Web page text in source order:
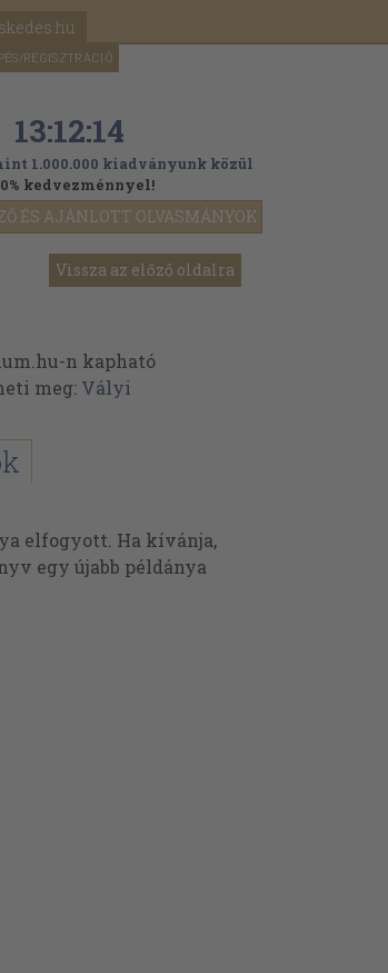
REGISZTRÁCIÓ
ÉS AJÁNLOTT OLVASMÁNYOK
13:12:13
1.000.000 kiadványunk közül
kedvezménnyel!
Vissza az előző oldalra
n kapható
meg: Vályi
elfogyott. Ha kívánja,
egy újabb példánya